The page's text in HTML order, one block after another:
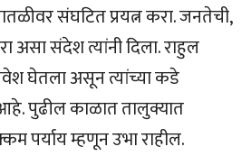
संघटित प्रयत्न करा. जनतेची,
असा संदेश त्यांनी दिला. राहुल
घेतला असून त्यांच्या कडे
पुढील काळात तालुक्यात
पर्याय म्हणून उभा राहील.